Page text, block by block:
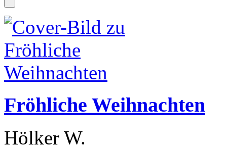
Fröhliche Weihnachten
Hölker W.